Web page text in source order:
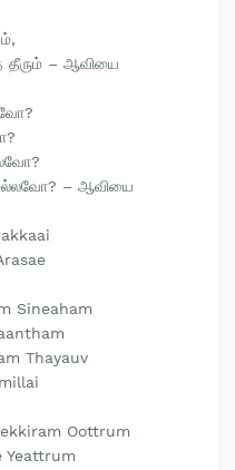
தீரும் – ஆவியை
– ஆவியை
Sineaham
Thayauv
Oottrum
Yeattrum